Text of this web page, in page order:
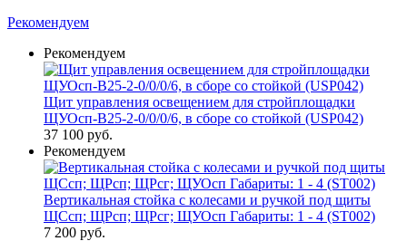
Рекомендуем
Рекомендуем
Щит управления освещением для стройплощадки
ЩУОсп-В25-2-0/0/0/6, в сборе со стойкой (USP042)
37 100 руб.
Рекомендуем
Вертикальная стойка с колесами и ручкой под щиты
ЩСсп; ЩРсп; ЩРсг; ЩУОсп Габариты: 1 - 4 (ST002)
7 200 руб.